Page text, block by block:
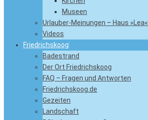
Museen
Urlauber-Meinungen – Haus »Lea«
Videos
Friedrichskoog
Badestrand
Der Ort Friedrichskoog
FAQ – Fragen und Antworten
Friedrichskoog.de
Gezeiten
Landschaft